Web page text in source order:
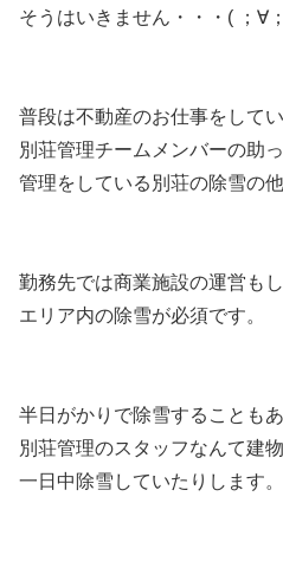
そうはいきません・・・( ；∀
普段は不動産のお仕事をしてい
別荘管理チームメンバーの助
管理をしている別荘の除雪の他
勤務先では商業施設の運営も
エリア内の除雪が必須です。
半日がかりで除雪することもあ
別荘管理のスタッフなんて建
一日中除雪していたりします。